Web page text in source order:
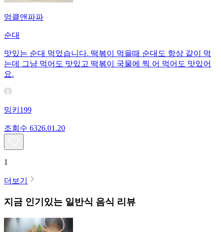
엉클앤파파
순대
맛있는 순대 먹었습니다. 떡볶이 먹을때 순대도 항상 같이 먹
는데 그냥 먹어도 맛있고 떡볶이 국물에 찍 어 먹어도 맛있어
요.
밍키199
조회수 6326.01.20
1
더보기
지금 인기있는 일반식 음식 리뷰